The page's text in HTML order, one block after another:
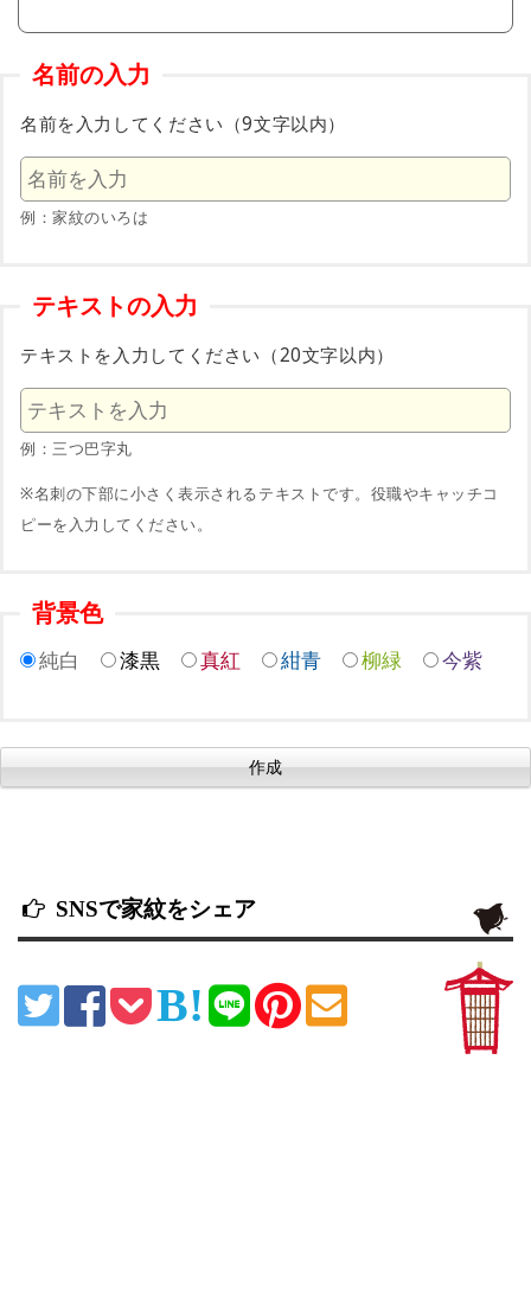
名前の入力
名前を入力してください（9文字以内）
例：家紋のいろは
テキストの入力
テキストを入力してください（20文字以内）
例：三つ巴字丸
※名刺の下部に小さく表示されるテキストです。役職やキャッチコ
ピーを入力してください。
背景色
純白 漆黒 真紅 紺青 柳緑 今紫
SNSで家紋をシェア